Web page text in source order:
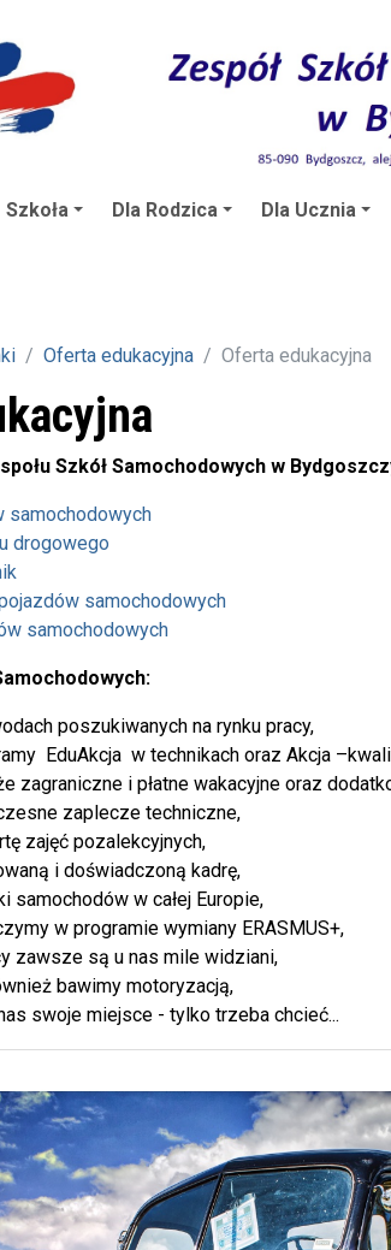
Szkoła Dla Rodzica Dla Ucznia
Oferta edukacyjna Oferta edukacyjna
Szkół Samochodowych w
samochodowych
drogowego
samochodowych
samochodowych
poszukiwanych na rynku pracy,
EduAkcja w technikach oraz Akcja
zagraniczne i płatne wakacyjne oraz
zaplecze techniczne,
zajęć pozalekcyjnych,
i doświadczoną kadrę,
samochodów w całej Europie,
w programie wymiany ERASMUS+,
zawsze są u nas mile widziani,
bawimy motoryzacją,
swoje miejsce - tylko trzeba chcieć...